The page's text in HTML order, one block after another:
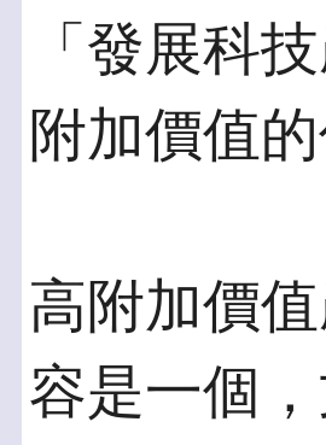
「發展科
附加價值
高附加價
容是一個